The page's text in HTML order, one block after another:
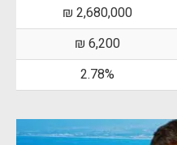
2,680,000 ₪
6,200 ₪
2.78%